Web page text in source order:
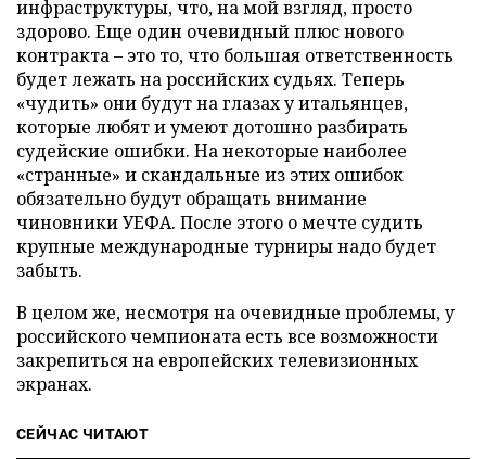
инфраструктуры, что, на мой взгляд, просто
здорово. Еще один очевидный плюс нового
контракта – это то, что большая ответственность
будет лежать на российских судьях. Теперь
«чудить» они будут на глазах у итальянцев,
которые любят и умеют дотошно разбирать
судейские ошибки. На некоторые наиболее
«странные» и скандальные из этих ошибок
обязательно будут обращать внимание
чиновники УЕФА. После этого о мечте судить
крупные международные турниры надо будет
забыть.
В целом же, несмотря на очевидные проблемы, у
российского чемпионата есть все возможности
закрепиться на европейских телевизионных
экранах.
СЕЙЧАС ЧИТАЮТ